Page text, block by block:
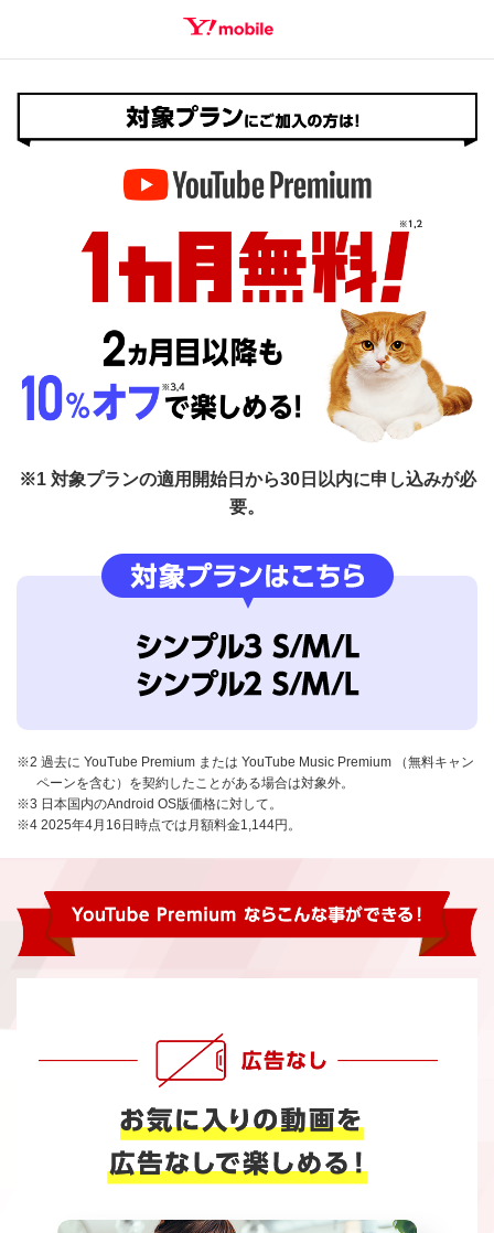
SEARCH
※1 対象プランの適用開始日から30日以内に申し込みが必
要。
※2 過去に YouTube Premium または YouTube Music Premium （無料キャン
ペーンを含む）を契約したことがある場合は対象外。
※3 日本国内のAndroid OS版価格に対して。
※4 2025年4月16日時点では月額料金1,144円。